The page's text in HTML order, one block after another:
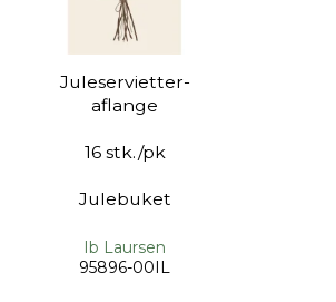
Juleservietter-
aflange
16 stk./pk
Julebuket
Ib Laursen
95896-00IL